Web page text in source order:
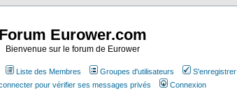
Forum Eurower.com
Bienvenue sur le forum de Eurower
Liste des Membres Groupes d'utilisateurs
S'enregistrer
pour vérifier ses messages privés Connexion